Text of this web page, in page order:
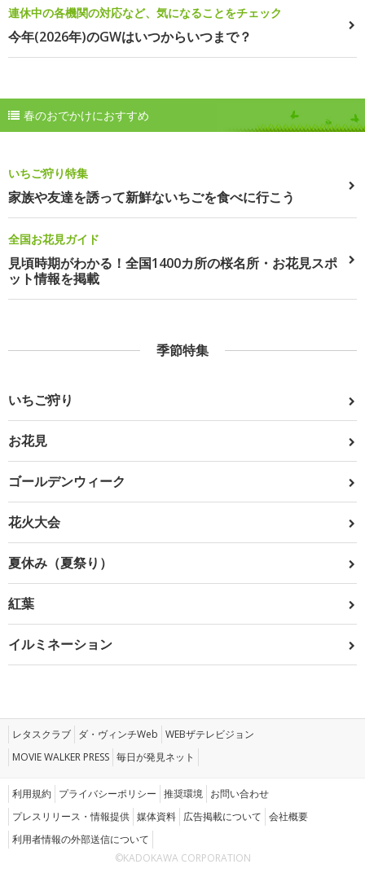
連休中の各機関の対応など、気になることをチェック
今年(2026年)のGWはいつからいつまで？
春のおでかけにおすすめ
いちご狩り特集
家族や友達を誘って新鮮ないちごを食べに行こう
全国お花見ガイド
見頃時期がわかる！全国1400カ所の桜名所・お花見スポ
ット情報を掲載
季節特集
いちご狩り
お花見
ゴールデンウィーク
花火大会
夏休み（夏祭り）
紅葉
イルミネーション
レタスクラブ ダ・ヴィンチWeb WEBザテレビジョン
MOVIE WALKER PRESS 毎日が発見ネット
利用規約 プライバシーポリシー 推奨環境 お問い合わせ
プレスリリース・情報提供 媒体資料 広告掲載について 会社概要
利用者情報の外部送信について
©KADOKAWA CORPORATION